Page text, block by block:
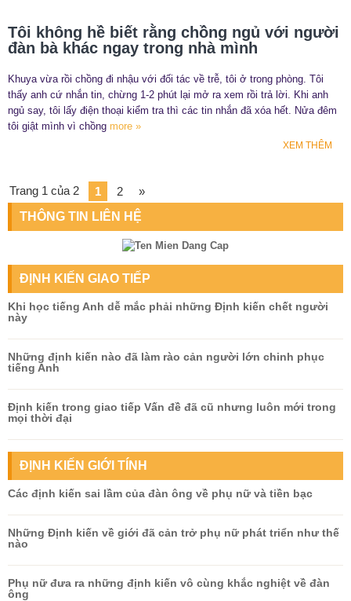
Tôi không hề biết rằng chồng ngủ với người
đàn bà khác ngay trong nhà mình
Khuya vừa rồi chồng đi nhậu với đối tác về trễ, tôi ở trong phòng. Tôi
thấy anh cứ nhắn tin, chừng 1-2 phút lại mở ra xem rồi trả lời. Khi anh
ngủ say, tôi lấy điện thoại kiểm tra thì các tin nhắn đã xóa hết. Nửa đêm
tôi giật mình vì chồng more »
XEM THÊM
Trang 1 của 2 1 2
»
THÔNG TIN LIÊN HỆ
ĐỊNH KIẾN GIAO TIẾP
Khi học tiếng Anh dễ mắc phải những Định kiến chết người
này
Những định kiến nào đã làm rào cản người lớn chinh phục
tiếng Anh
Định kiến trong giao tiếp Vấn đề đã cũ nhưng luôn mới trong
mọi thời đại
ĐỊNH KIẾN GIỚI TÍNH
Các định kiến sai lầm của đàn ông về phụ nữ và tiền bạc
Những Định kiến về giới đã cản trở phụ nữ phát triển như thế
nào
Phụ nữ đưa ra những định kiến vô cùng khắc nghiệt về đàn
ông